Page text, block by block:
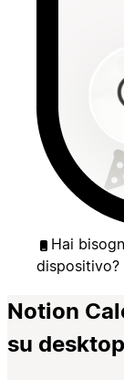
Hai
dispositivo?
Notion
su